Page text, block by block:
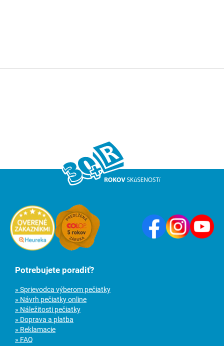
Potrebujete poradiť?
» Sprievodca výberom pečiatky
» Návrh pečiatky online
» Náležitosti pečiatky
» Doprava a platba
» Reklamacie
» FAQ